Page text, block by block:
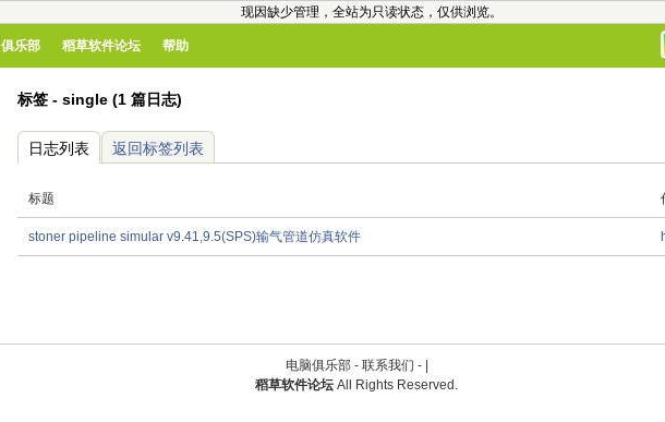
现因缺少管理，全站为只读状态，仅供浏览。
俱乐部 稻草软件论坛 帮助
标签 - single (1 篇日志)
日志列表 返回标签列表
标题
stoner pipeline simular v9.41,9.5(SPS)输气管道仿真软件
电脑俱乐部 - 联系我们 -
稻草软件论坛 All Rights Reserved.